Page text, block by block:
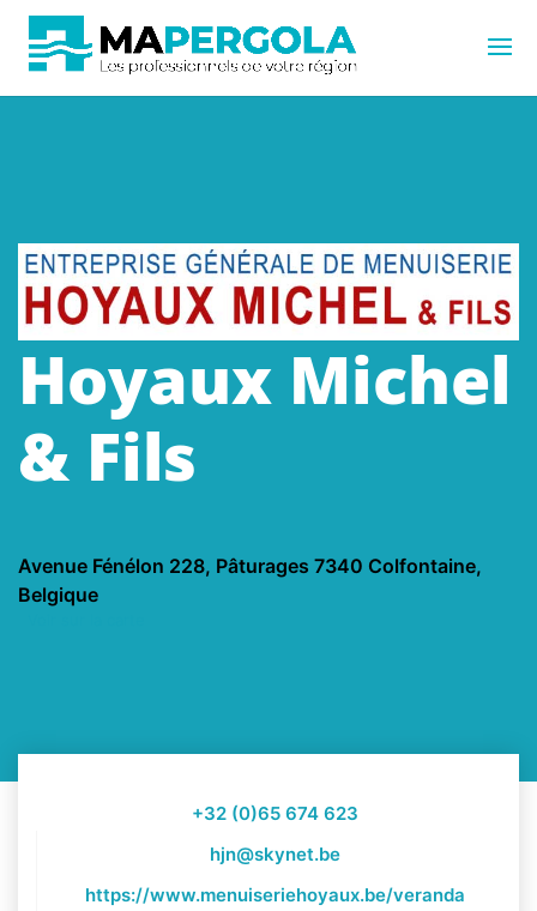
Hoyaux Michel
& Fils
Avenue Fénélon 228, Pâturages 7340 Colfontaine,
Belgique
+32 (0)65 674 623
hjn@skynet.be
https://www.menuiseriehoyaux.be/veranda